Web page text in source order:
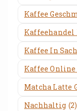
Kaffee
Kaffee In
Kaffee Online
Matcha Latte
Nachhaltig (2)